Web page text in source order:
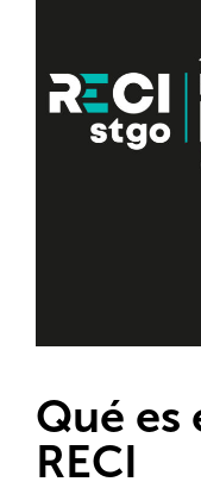
Qué es
RECI